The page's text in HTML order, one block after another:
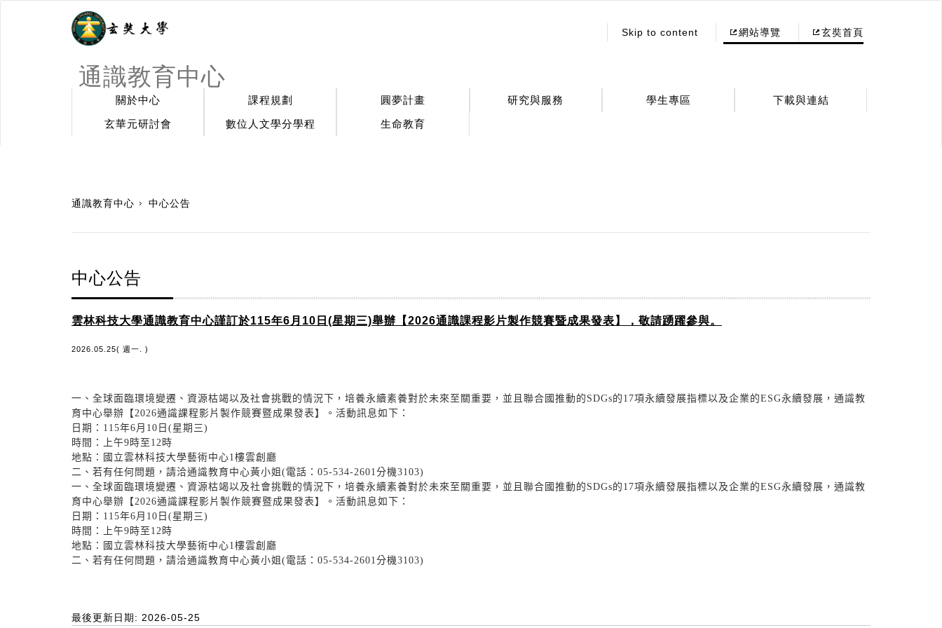
通識教育中心
Skip to content 網站導覽 玄奘首頁
關於中心 課程規劃 圓夢計畫 研究與服務 學生專區
下載與連結
玄華元研討會
數位人文學分學程 生命教育
通識教育中心 中心公告
中心公告
雲林科技大學通識教育中心謹訂於115年6月10日(星期三)舉辦【2026通識課程影片製作競賽暨成果發表】，敬請踴躍參與。
2026.05.25( 週一. )
一、全球面臨環境變遷、資源枯竭以及社會挑戰的情況下，培養永續素養對於未來至關重要，並且聯合國推動的SDGs的17項永續發展指標以及企業的ESG永續發展，通識教
育中心舉辦【2026通識課程影片製作競賽暨成果發表】。活動訊息如下：
日期：115年6月10日(星期三)
時間：上午9時至12時
地點：國立雲林科技大學藝術中心1樓雲創廳
二、若有任何問題，請洽通識教育中心黃小姐(電話：05-534-2601分機3103)
一、全球面臨環境變遷、資源枯竭以及社會挑戰的情況下，培養永續素養對於未來至關重要，並且聯合國推動的SDGs的17項永續發展指標以及企業的ESG永續發展，通識教
育中心舉辦【2026通識課程影片製作競賽暨成果發表】。活動訊息如下：
日期：115年6月10日(星期三)
時間：上午9時至12時
地點：國立雲林科技大學藝術中心1樓雲創廳
二、若有任何問題，請洽通識教育中心黃小姐(電話：05-534-2601分機3103)
最後更新日期: 2026-05-25